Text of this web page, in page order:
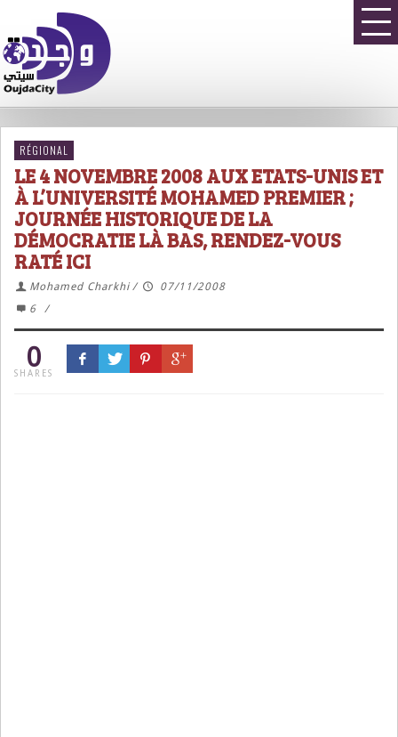
RÉGIONAL
LE 4 NOVEMBRE 2008 AUX ETATS-UNIS ET
À L’UNIVERSITÉ MOHAMED PREMIER ;
JOURNÉE HISTORIQUE DE LA
DÉMOCRATIE LÀ BAS, RENDEZ-VOUS
RATÉ ICI
Mohamed Charkhi /
07/11/2008
6
/
0
SHARES